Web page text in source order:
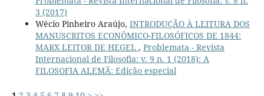
3 (2017)
Wécio Pinheiro Araújo, INTRODUÇÃO À LEITURA DOS
MANUSCRITOS ECONÔMICO-FILOSÓFICOS DE 1844:
MARX LEITOR DE HEGEL , Problemata - Revista
Internacional de Filosofia: v. 9 n. 1 (2018): A
FILOSOFIA ALEMÃ: Edição especial